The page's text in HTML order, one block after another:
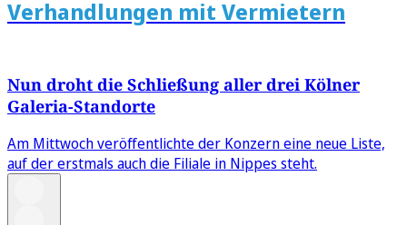
Verhandlungen mit Vermietern
Nun droht die Schließung aller drei Kölner
Galeria-Standorte
Am Mittwoch veröffentlichte der Konzern eine neue Liste,
auf der erstmals auch die Filiale in Nippes steht.